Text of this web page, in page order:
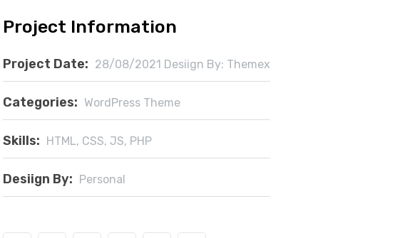
Project Information
Project Date: 28/08/2021 Desiign By: Themex
Categories: WordPress Theme
Skills: HTML, CSS, JS, PHP
Desiign By: Personal